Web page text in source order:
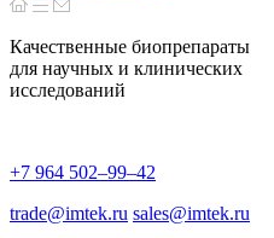
Качественные биопрепараты
для научных и клинических
исследований
+7 964 502–99–42
trade@imtek.ru sales@imtek.ru